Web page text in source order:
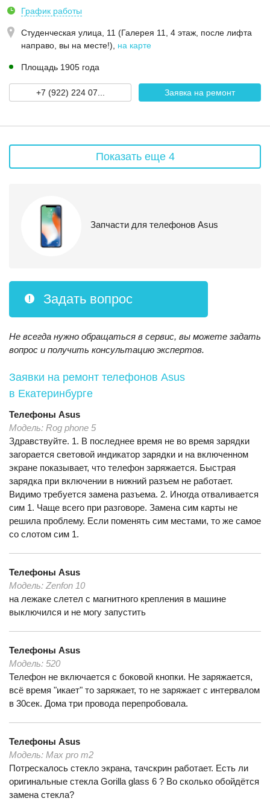
График работы
Студенческая улица, 11 (Галерея 11, 4 этаж, после лифта
направо, вы на месте!)
на карте
Площадь 1905 года
+7 (922) 224 07... Заявка на ремонт
Показать еще 4
Запчасти для телефонов Asus
Задать вопрос
Не всегда нужно обращаться в сервис, вы можете задать
вопрос и получить консультацию экспертов.
Заявки на ремонт телефонов Asus
в Екатеринбурге
Телефоны Asus
Модель: Rog phone 5
Здравствуйте. 1. В последнее время не во время зарядки
загорается световой индикатор зарядки и на включенном
экране показывает, что телефон заряжается. Быстрая
зарядка при включении в нижний разъем не работает.
Видимо требуется замена разъема. 2. Иногда отваливается
сим 1. Чаще всего при разговоре. Замена сим карты не
решила проблему. Если поменять сим местами, то же самое
со слотом сим 1.
Телефоны Asus
Модель: Zenfon 10
на лежаке слетел с магнитного крепления в машине
выключился и не могу запустить
Телефоны Asus
Модель: 520
Телефон не включается с боковой кнопки. Не заряжается,
всё время "икает" то заряжает, то не заряжает с интервалом
в 30сек. Дома три провода перепробовала.
Телефоны Asus
Модель: Max pro m2
Потрескалось стекло экрана, тачскрин работает. Есть ли
оригинальные стекла Gorilla glass 6 ? Во сколько обойдётся
замена стекла?